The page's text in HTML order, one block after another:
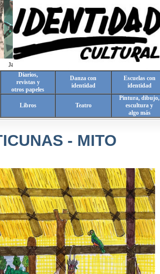
Diarios,
revistas y
otros papeles
Danza con
identidad
Escuelas con
identidad
Libros Teatro
Pintura, dibujo,
escultura y
algo más
- MITO